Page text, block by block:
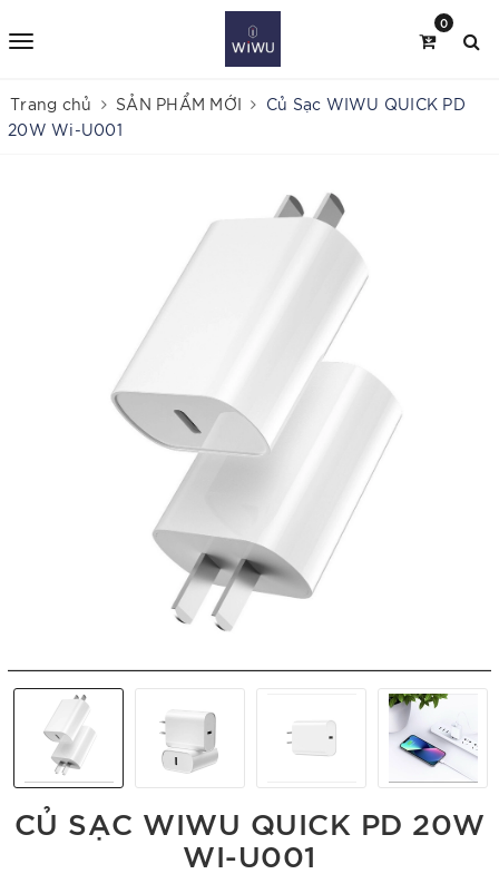
0
Trang chủ SẢN PHẨM MỚI
Củ Sạc WIWU QUICK PD
20W Wi-U001
CỦ SẠC WIWU QUICK PD 20W
WI-U001